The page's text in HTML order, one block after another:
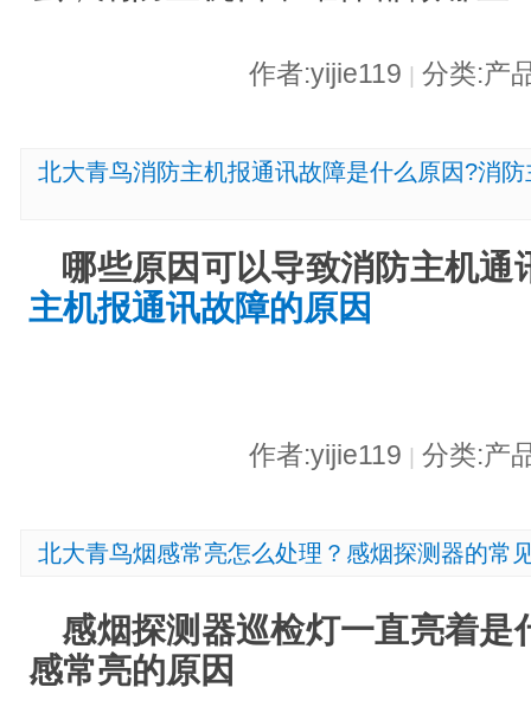
作者:yijie119 分类:产
北大青鸟消防主机报通讯故障是什么原因?消
哪些原因可以导致消防主机通
主机报通讯故障的原因
作者:yijie119 | 分类:产
北大青鸟烟感常亮怎么处理？感烟探测器的常
感烟探测器巡检灯一直亮着是
感常亮的原因